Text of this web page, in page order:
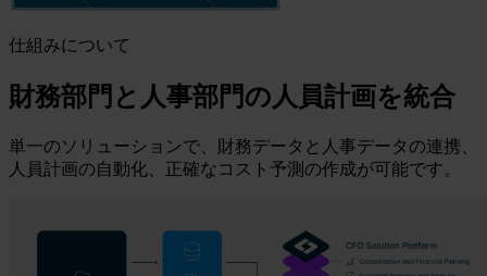
仕組みについて
財務部門と人事部門の人員計画を統合
単一のソリューションで、財務データと人事データの連携、
人員計画の自動化、正確なコスト予測の作成が可能です。